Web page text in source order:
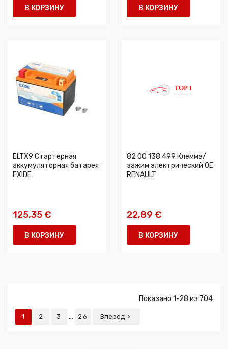
В КОРЗИНУ В КОРЗИНУ
ELTX9 Стартерная
аккумуляторная батарея
EXIDE
125,35 €
В КОРЗИНУ
82 00 138 499 Клемма/
зажим электрический OE
RENAULT
22,89 €
В КОРЗИНУ
Показано 1-28 из 704
1 2 3 … 26 Вперед 